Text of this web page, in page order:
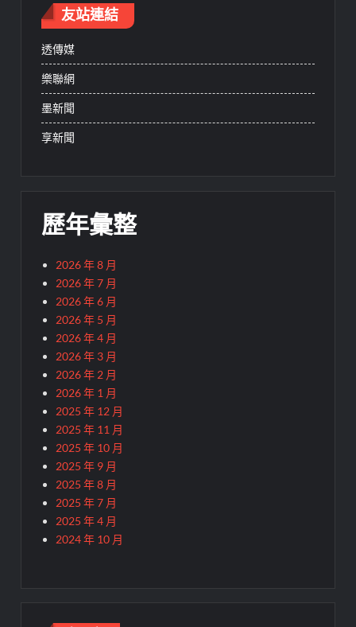
友站連結
透傳媒
樂聯網
墨新聞
享新聞
歷年彙整
2026 年 8 月
2026 年 7 月
2026 年 6 月
2026 年 5 月
2026 年 4 月
2026 年 3 月
2026 年 2 月
2026 年 1 月
2025 年 12 月
2025 年 11 月
2025 年 10 月
2025 年 9 月
2025 年 8 月
2025 年 7 月
2025 年 4 月
2024 年 10 月